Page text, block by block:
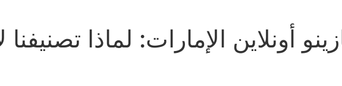
أونلاين الإمارات: لماذا تصنيفنا